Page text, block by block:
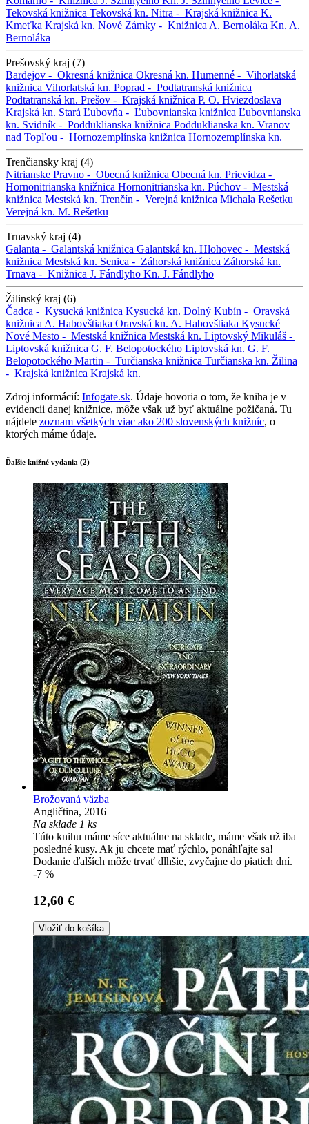
Tekovská knižnica Tekovská kn. Nitra - Krajská knižnica K.
Kmeťka Krajská kn. Nové Zámky - Knižnica A. Bernoláka Kn. A.
Bernoláka
Prešovský kraj (7)
Bardejov - Okresná knižnica Okresná kn. Humenné - Vihorlatská
knižnica Vihorlatská kn. Poprad - Podtatranská knižnica
Podtatranská kn. Prešov - Krajská knižnica P. O. Hviezdoslava
Krajská kn. Stará Ľubovňa - Ľubovnianska knižnica Ľubovnianska
kn. Svidník - Podduklianska knižnica Podduklianska kn. Vranov
nad Topľou - Hornozemplínska knižnica Hornozemplínska kn.
Trenčiansky kraj (4)
Nitrianske Pravno - Obecná knižnica Obecná kn. Prievidza -
Hornonitrianska knižnica Hornonitrianska kn. Púchov - Mestská
knižnica Mestská kn. Trenčín - Verejná knižnica Michala Rešetku
Verejná kn. M. Rešetku
Trnavský kraj (4)
Galanta - Galantská knižnica Galantská kn. Hlohovec - Mestská
knižnica Mestská kn. Senica - Záhorská knižnica Záhorská kn.
Trnava - Knižnica J. Fándlyho Kn. J. Fándlyho
Žilinský kraj (6)
Čadca - Kysucká knižnica Kysucká kn. Dolný Kubín - Oravská
knižnica A. Habovštiaka Oravská kn. A. Habovštiaka Kysucké
Nové Mesto - Mestská knižnica Mestská kn. Liptovský Mikuláš -
Liptovská knižnica G. F. Belopotockého Liptovská kn. G. F.
Belopotockého Martin - Turčianska knižnica Turčianska kn. Žilina
- Krajská knižnica Krajská kn.
Zdroj informácií: Infogate.sk. Údaje hovoria o tom, že kniha je v
evidencii danej knižnice, môže však už byť aktuálne požičaná. Tu
nájdete zoznam všetkých viac ako 200 slovenských knižníc, o
ktorých máme údaje.
Ďalšie knižné vydania (2)
Brožovaná väzba
Angličtina, 2016
Na sklade 1 ks
Túto knihu máme síce aktuálne na sklade, máme však už iba
posledné kusy. Ak ju chcete mať rýchlo, ponáhľajte sa!
Dodanie ďalších môže trvať dlhšie, zvyčajne do piatich dní.
-7 %
12,60 €
Vložiť do košíka